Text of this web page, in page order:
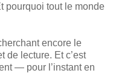
pourquoi tout le monde
encore le
de lecture. Et c’est
— pour l’instant en